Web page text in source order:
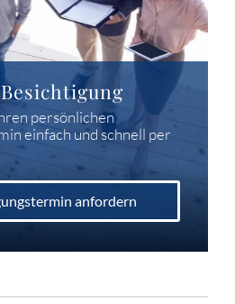
persönlichen
einfach und schnell per
anfordern